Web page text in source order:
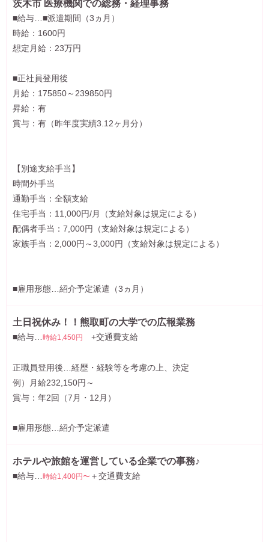
茨木市 医療機関での総務・経理事務
■給与…■派遣期間（3ヵ月）
時給：1600円
想定月給：23万円
■正社員登用後
月給：175850～239850円
昇給：有
賞与：有（昨年度実績3.12ヶ月分）
【別途支給手当】
時間外手当
通勤手当：全額支給
住宅手当：11,000円/月（支給対象は規定による）
配偶者手当：7,000円（支給対象は規定による）
家族手当：2,000円～3,000円（支給対象は規定による）
■雇用形態…紹介予定派遣（3ヵ月）
土日祝休み！！熊取町の大学での広報業務
■給与… 時給1,450円 +交通費支給
正職員登用後…経歴・経験等を考慮の上、決定
例）月給232,150円～
賞与：年2回（7月・12月）
■雇用形態…紹介予定派遣
ホテルや旅館を運営している企業での事務♪
■給与… 時給1,400円〜 ＋交通費支給